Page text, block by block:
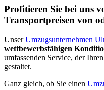
Profitieren Sie bei uns
Transportpreisen von
UnserUmzugsunternehmen
wettbewerbsfähigen
umfassenden Service, der
gestaltet.
Ganz gleich, ob Sie einen